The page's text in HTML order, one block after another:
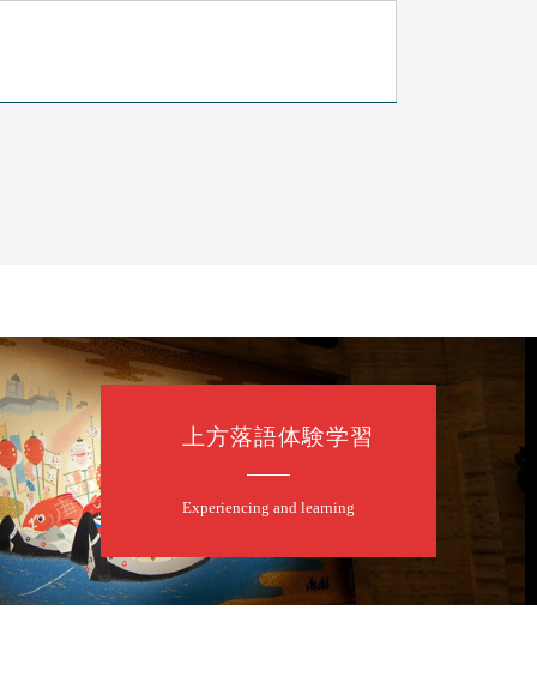
く」／露の都「子は鎹」上方落語体験学習
Experiencing and learning